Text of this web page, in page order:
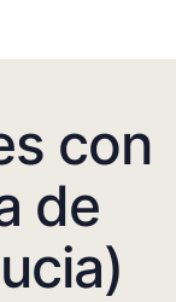
con
de